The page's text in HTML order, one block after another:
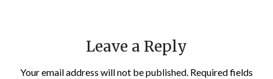
Leave a Reply
Your email address will not be published. Required fields